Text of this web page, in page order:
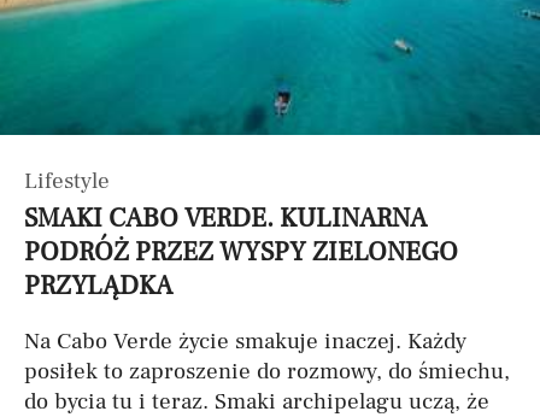
Lifestyle
SMAKI CABO VERDE. KULINARNA
PODRÓŻ PRZEZ WYSPY ZIELONEGO
PRZYLĄDKA
Na Cabo Verde życie smakuje inaczej. Każdy
posiłek to zaproszenie do rozmowy, do śmiechu,
do bycia tu i teraz. Smaki archipelagu uczą, że